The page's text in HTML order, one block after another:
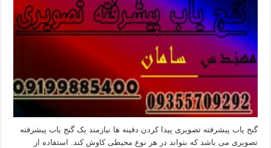
گنج یاب پیشرفته تصویری پیدا کردن دفینه ها نیازمند یک گنج یاب پیشرفته
تصویری می باشد که بتواند در هر نوع محیطی کاوش کند. استفاده از